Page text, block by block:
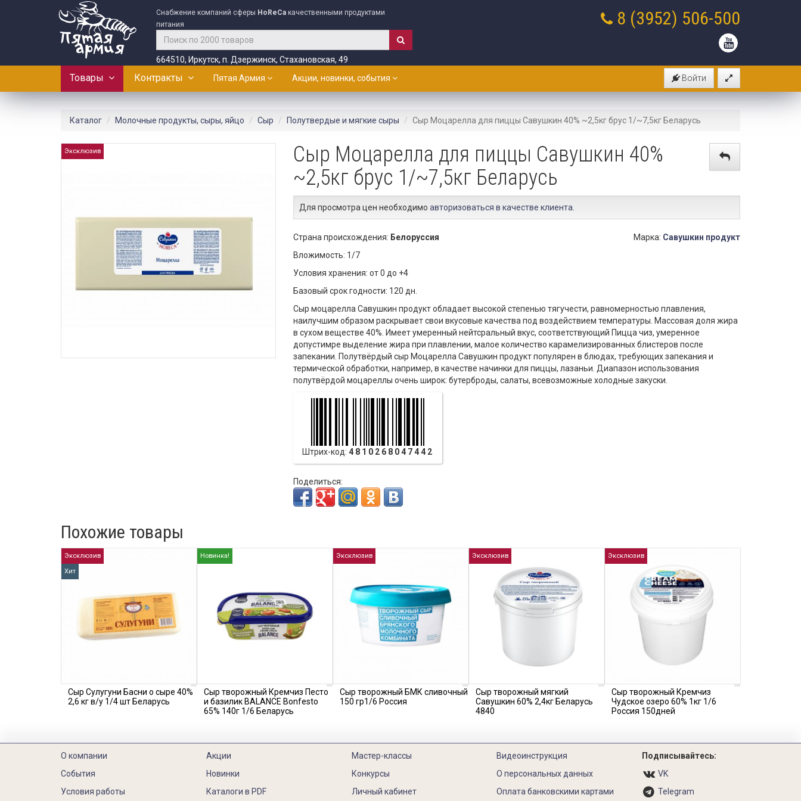
Снабжение компаний сферы HoReCa качественными продуктами
питания
664510, Иркутск, п. Дзержинск, Стахановская, 49
8 (3952) 506-500
Войти
Товары Контракты Пятая Армия Акции, новинки, события
Каталог Молочные продукты, сыры, яйцо Сыр Полутвердые и мягкие сыры Сыр Моцарелла для пиццы Савушкин 40% ~2,5кг брус 1/~7,5кг Беларусь
Эксклюзив
Сыр Моцарелла для пиццы Савушкин 40%
~2,5кг брус 1/~7,5кг Беларусь
Для просмотра цен необходимо авторизоваться в качестве клиента
Страна происхождения: Белоруссия
Вложимость: 1/7
Условия хранения: от 0 до +4
Базовый срок годности: 120 дн.
Марка: Савушкин продукт
Сыр моцарелла Савушкин продукт обладает высокой степенью тягучести, равномерностью плавления,
наилучшим образом раскрывает свои вкусовые качества под воздействием температуры. Массовая доля жира
в сухом веществе 40%. Имеет умеренный нейтсральный вкус, соответствующий Пицца чиз, умеренное
допустимре выделение жира при плавлении, малое количество карамелизированных блистеров после
запекании. Полутвёрдый сыр Моцарелла Савушкин продукт популярен в блюдах, требующих запекания и
термической обработки, например, в качестве начинки для пиццы, лазаньи. Диапазон использования
полутвёрдой моцареллы очень широк: бутерброды, салаты, всевозможные холодные закуски.
Штрих-код: 4810268047442
Поделиться:
Похожие товары
Эксклюзив
Хит
Сыр Сулугуни Басни о сыре 40%
2,6 кг в/у 1/4 шт Беларусь
Новинка!
Сыр творожный Кремчиз Песто
и базилик BALANCE Bonfesto
65% 140г 1/6 Беларусь
Эксклюзив
Сыр творожный БМК сливочный
150 гр1/6 Россия
Эксклюзив
Сыр творожный мягкий
Савушкин 60% 2,4кг Беларусь
4840
Эксклюзив
Сыр творожный Кремчиз
Чудское озеро 60% 1кг 1/6
Россия 150дней
О компании
События
Условия работы
Акции
Новинки
Каталоги в PDF
Мастер-классы
Конкурсы
Личный кабинет
Видеоинструкция
О персональных данных
Оплата банковскими картами
Подписывайтесь:
VK
Telegram